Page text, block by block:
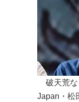
破天荒
Japan・松